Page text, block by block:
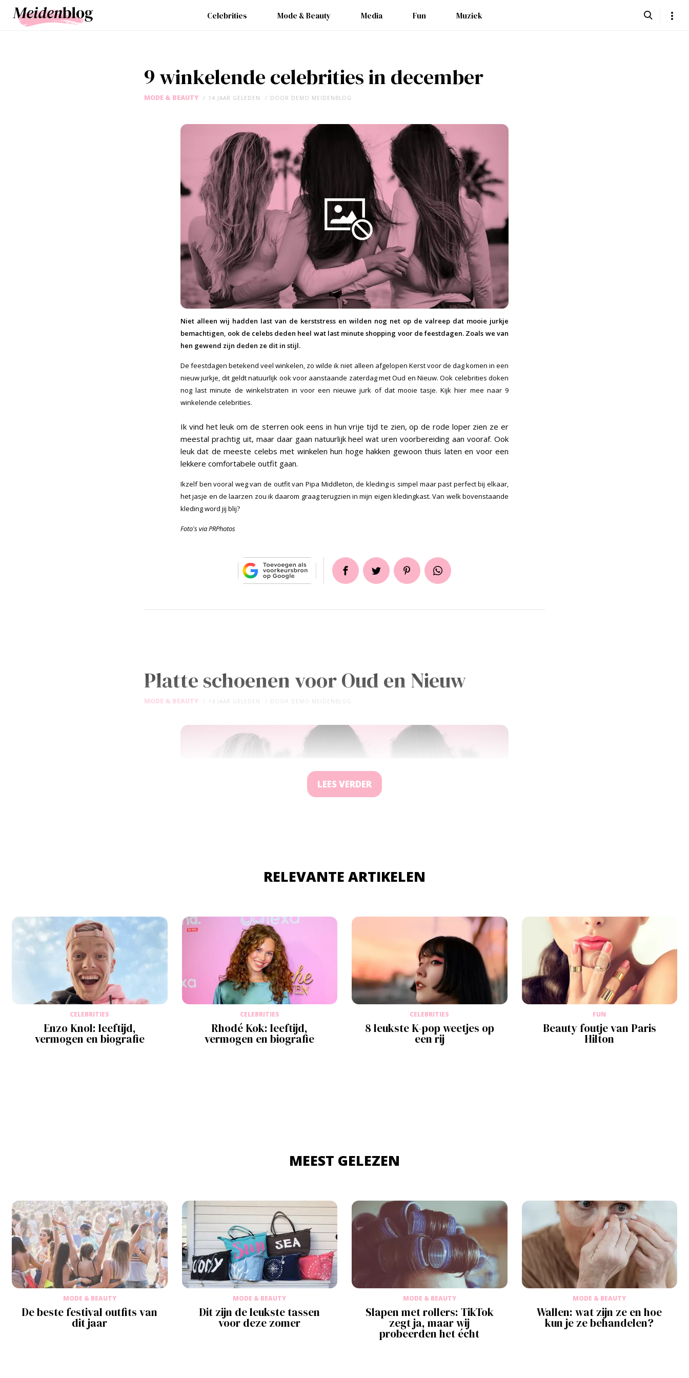
Celebrities Mode & Beauty Media Fun Muziek
9 winkelende celebrities in december
MODE & BEAUTY 14 JAAR GELEDEN DOOR DEMO MEIDENBLOG
Niet alleen wij hadden last van de kerststress en wilden nog net op de valreep dat mooie jurkje
bemachtigen, ook de celebs deden heel wat last minute shopping voor de feestdagen. Zoals we van
hen gewend zijn deden ze dit in stijl.
De feestdagen betekend veel winkelen, zo wilde ik niet alleen afgelopen Kerst voor de dag komen in een
nieuw jurkje, dit geldt natuurlijk ook voor aanstaande zaterdag met Oud en Nieuw. Ook celebrities doken
nog last minute de winkelstraten in voor een nieuwe jurk of dat mooie tasje. Kijk hier mee naar 9
winkelende celebrities.
Ik vind het leuk om de sterren ook eens in hun vrije tijd te zien, op de rode loper zien ze er
meestal prachtig uit, maar daar gaan natuurlijk heel wat uren voorbereiding aan vooraf. Ook
leuk dat de meeste celebs met winkelen hun hoge hakken gewoon thuis laten en voor een
lekkere comfortabele outfit gaan.
Ikzelf ben vooral weg van de outfit van Pipa Middleton, de kleding is simpel maar past perfect bij elkaar,
het jasje en de laarzen zou ik daarom graag terugzien in mijn eigen kledingkast. Van welk bovenstaande
kleding word jij blij?
Foto's via PRPhotos
Platte schoenen voor Oud en Nieuw
MODE & BEAUTY 14 JAAR GELEDEN DOOR DEMO MEIDENBLOG
LEES VERDER
RELEVANTE ARTIKELEN
CELEBRITIES
Enzo Knol: leeftijd,
vermogen en biografie
CELEBRITIES
Rhodé Kok: leeftijd,
vermogen en biografie
CELEBRITIES
8 leukste K-pop weetjes op
een rij
FUN
Beauty foutje van Paris
Hilton
MEEST GELEZEN
MODE & BEAUTY
De beste festival outfits van
dit jaar
MODE & BEAUTY
Dit zijn de leukste tassen
voor deze zomer
MODE & BEAUTY
Slapen met rollers: TikTok
zegt ja, maar wij
probeerden het écht
MODE & BEAUTY
Wallen: wat zijn ze en hoe
kun je ze behandelen?